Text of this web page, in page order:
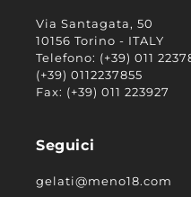
Via Santagata, 50
10156 Torino - ITALY
Telefono: (+39) 011
(+39) 0112237855
Fax: (+39) 011 223927
Seguici
gelati@meno18.com